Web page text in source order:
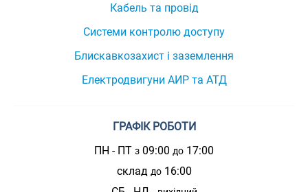
Кабель та провід
Системи контролю доступу
Блискавкозахист і заземлення
Електродвигуни АИР та АТД
ГРАФІК РОБОТИ
ПН - ПТ з 09:00 до 17:00
склад до16:00